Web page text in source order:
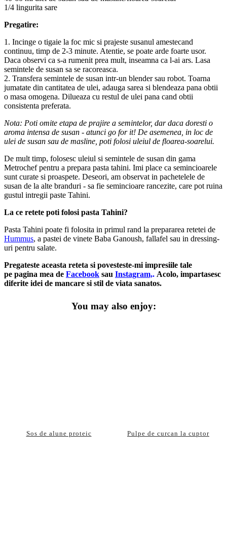
1/4 lingurita sare
Pregatire:
1. Incinge o tigaie la foc mic si prajeste susanul amestecand
continuu, timp de 2-3 minute. Atentie, se poate arde foarte usor.
Daca observi ca s-a rumenit prea mult, inseamna ca l-ai ars. Lasa
semintele de susan sa se racoreasca.
2. Transfera semintele de susan intr-un blender sau robot. Toarna
jumatate din cantitatea de ulei, adauga sarea si blendeaza pana obtii
o masa omogena. Dilueaza cu restul de ulei pana cand obtii
consistenta preferata.
Nota: Poti omite etapa de prajire a semintelor, dar daca doresti o
aroma intensa de susan - atunci go for it! De asemenea, in loc de
ulei de susan sau de masline, poti folosi uleiul de floarea-soarelui.
De mult timp, folosesc uleiul si semintele de susan din gama
Metrochef pentru a prepara pasta tahini. Imi place ca semincioarele
sunt curate si proaspete. Deseori, am observat in pachetelele de
susan de la alte branduri - sa fie semincioare rancezite, care pot ruina
gustul intregii paste Tahini.
La ce retete poti folosi pasta Tahini?
Pasta Tahini poate fi folosita in primul rand la prepararea retetei de
Hummus, a pastei de vinete Baba Ganoush, fallafel sau in dressing-
uri pentru salate.
Pregateste aceasta reteta si povesteste-mi impresiile tale
pe pagina mea de Facebook sau Instagram,. Acolo, impartasesc
diferite idei de mancare si stil de viata sanatos.
You may also enjoy:
Sos de alune proteic Pulpe de curcan la cuptor